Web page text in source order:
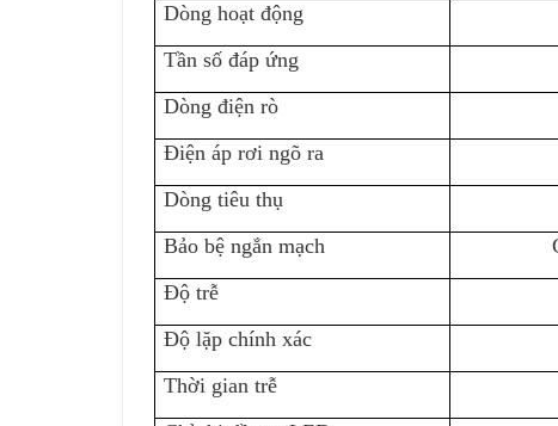
Dòng hoạt động
Tần số đáp ứng
Dòng điện rò
Điện áp rơi ngõ ra
Dòng tiêu thụ
Bảo bệ ngắn mạch
Độ trễ
Độ lặp chính xác
Thời gian trễ